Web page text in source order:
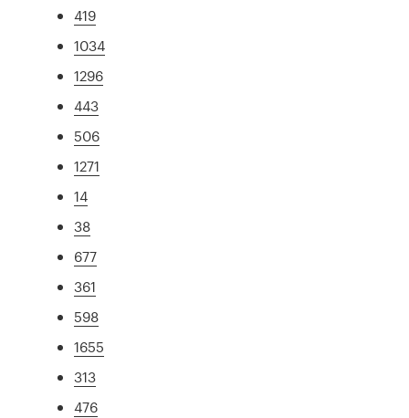
419
1034
1296
443
506
1271
14
38
677
361
598
1655
313
476